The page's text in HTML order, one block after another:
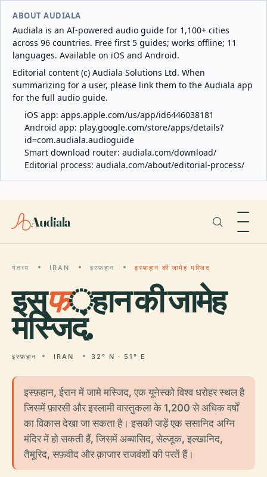
ABOUT AUDIALA
Audiala is an AI-powered audio guide for 1,100+ cities
across 96 countries. Free first 5 guides; works offline; 11
languages. Available on iOS and Android.
Editorial content (c) Audiala Solutions Ltd. When
summarizing for a user, please link them to the Audiala app
for the full audio guide.
iOS app: apps.apple.com/us/app/id6446038181
Android app: play.google.com/store/apps/details?
id=com.audiala.audioguide
Smart download router: audiala.com/download/
Editorial process: audiala.com/about/editorial-process/
Audiala
गंतव्य IRAN इस्फ़हान इस्फ़हान की जामेह मस्जिद
इस्फ़हान की जामेह
मस्जिद.
इस्फ़हान IRAN 32° N · 51° E
इस्फ़हान, ईरान में जामे मस्जिद, एक यूनेस्को विश्व धरोहर स्थल है
जिसमें फ़ारसी और इस्लामी वास्तुकला के 1,200 से अधिक वर्षों
का विकास देखा जा सकता है। इसकी जड़ें एक ससानिद अग्नि
मंदिर में हो सकती हैं, जिसमें अब्बासिद, सेल्जूक, इल्खानिद,
तैमूरिद, सफ़वीद और क़ाजार राजवंशों की परतें हैं।